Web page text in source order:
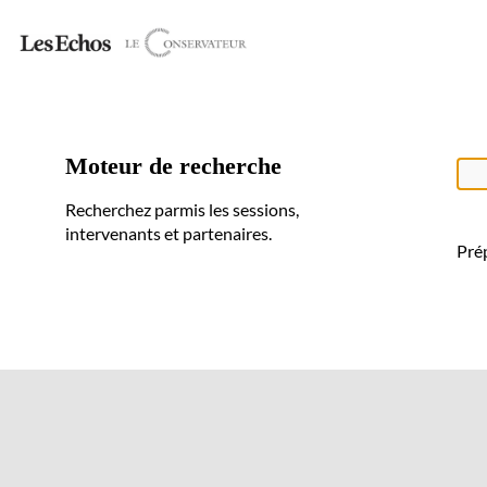
Moteur de recherche
Recherchez parmis les sessions,
intervenants et partenaires.